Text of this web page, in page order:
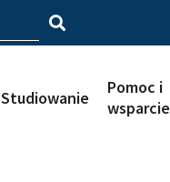
Studiowanie
Pomoc i
wsparcie